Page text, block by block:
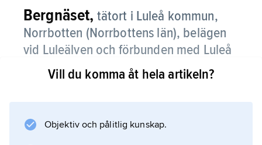
Bergnäset, tätort i Luleå kommun,
Norrbotten (Norrbottens län), belägen
vid Luleälven och förbunden med Luleå
av den 1 km långa Bergnäsbron;
3 761
invånare (2021).
flerfamiljshus; pendlingen till Luleå är
Vill du komma åt hela artikeln?
Objektiv och pålitlig kunskap.